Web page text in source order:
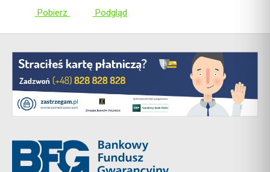
Pobierz Podgląd